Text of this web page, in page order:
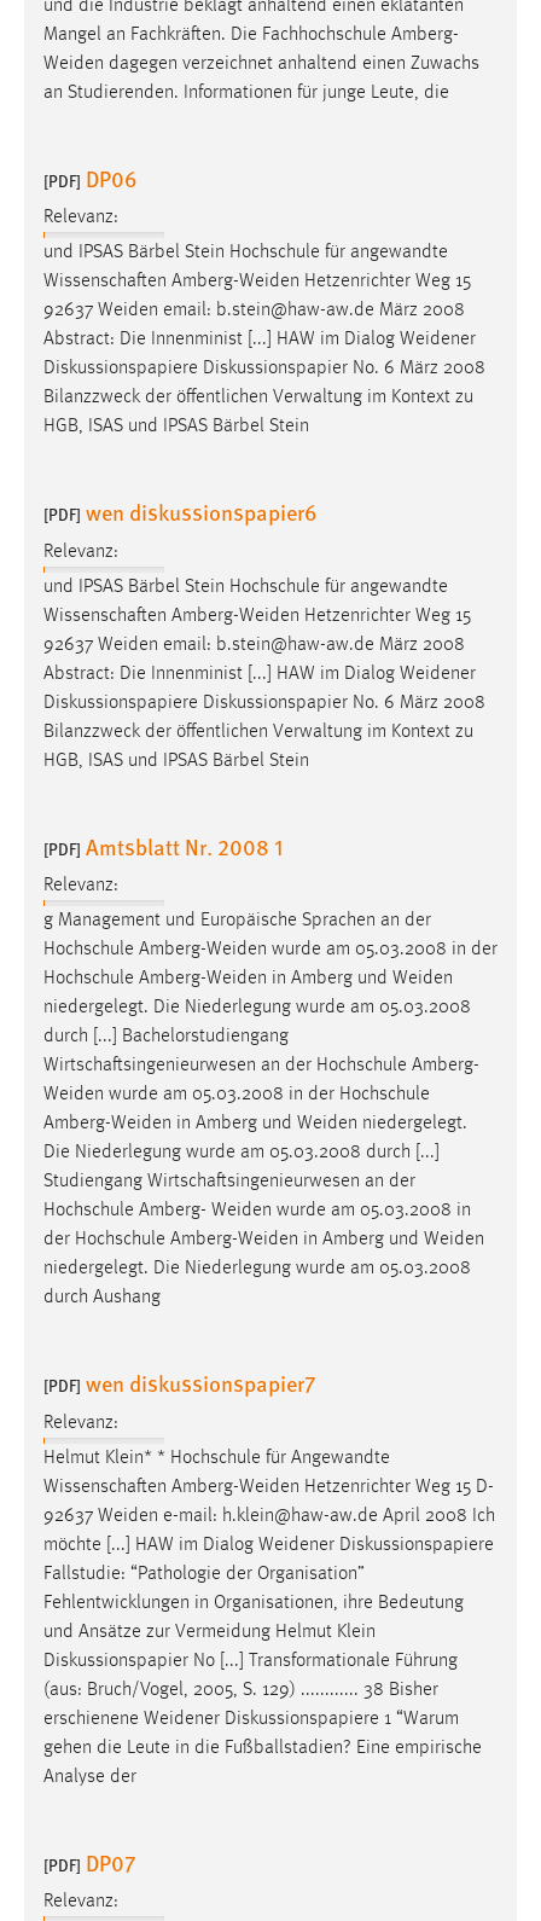
und die Industrie beklagt anhaltend einen eklatanten
Mangel an Fachkräften. Die Fachhochschule Amberg-
Weiden dagegen verzeichnet anhaltend einen Zuwachs
an Studierenden. Informationen für junge Leute, die
[PDF] DP06
Relevanz:
und IPSAS Bärbel Stein Hochschule für angewandte
Wissenschaften Amberg-Weiden Hetzenrichter Weg 15
92637 Weiden email: b.stein@haw-aw.de März 2008
Abstract: Die Innenminist [...] HAW im Dialog Weidener
Diskussionspapiere Diskussionspapier No. 6 März 2008
Bilanzzweck der öffentlichen Verwaltung im Kontext zu
HGB, ISAS und IPSAS Bärbel Stein
[PDF] wen diskussionspapier6
Relevanz:
und IPSAS Bärbel Stein Hochschule für angewandte
Wissenschaften Amberg-Weiden Hetzenrichter Weg 15
92637 Weiden email: b.stein@haw-aw.de März 2008
Abstract: Die Innenminist [...] HAW im Dialog Weidener
Diskussionspapiere Diskussionspapier No. 6 März 2008
Bilanzzweck der öffentlichen Verwaltung im Kontext zu
HGB, ISAS und IPSAS Bärbel Stein
[PDF] Amtsblatt Nr. 2008 1
Relevanz:
g Management und Europäische Sprachen an der
Hochschule Amberg-Weiden wurde am 05.03.2008 in der
Hochschule Amberg-Weiden in Amberg und Weiden
niedergelegt. Die Niederlegung wurde am 05.03.2008
durch [...] Bachelorstudiengang
Wirtschaftsingenieurwesen an der Hochschule Amberg-
Weiden wurde am 05.03.2008 in der Hochschule
Amberg-Weiden in Amberg und Weiden niedergelegt.
Die Niederlegung wurde am 05.03.2008 durch [...]
Studiengang Wirtschaftsingenieurwesen an der
Hochschule Amberg- Weiden wurde am 05.03.2008 in
der Hochschule Amberg-Weiden in Amberg und Weiden
niedergelegt. Die Niederlegung wurde am 05.03.2008
durch Aushang
[PDF] wen diskussionspapier7
Relevanz:
Helmut Klein* * Hochschule für Angewandte
Wissenschaften Amberg-Weiden Hetzenrichter Weg 15 D-
92637 Weiden e-mail: h.klein@haw-aw.de April 2008 Ich
möchte [...] HAW im Dialog Weidener Diskussionspapiere
Fallstudie: “Pathologie der Organisation”
Fehlentwicklungen in Organisationen, ihre Bedeutung
und Ansätze zur Vermeidung Helmut Klein
Diskussionspapier No [...] Transformationale Führung
(aus: Bruch/Vogel, 2005, S. 129) ............ 38 Bisher
erschienene Weidener Diskussionspapiere 1 “Warum
gehen die Leute in die Fußballstadien? Eine empirische
Analyse der
[PDF] DP07
Relevanz: